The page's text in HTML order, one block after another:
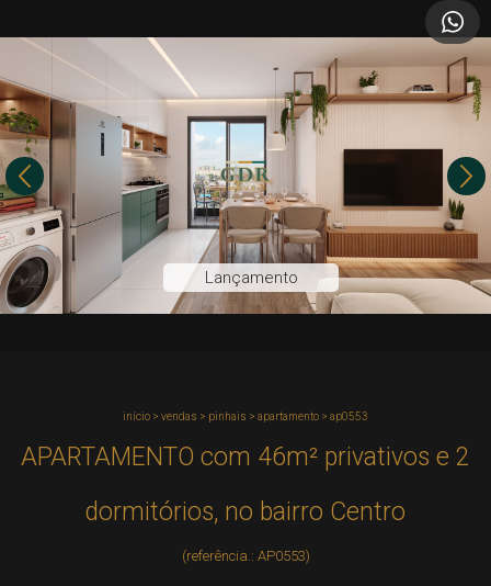
Lançamento
início > vendas > pinhais > apartamento > ap0553
APARTAMENTO com 46m² privativos e 2
dormitórios, no bairro Centro
(referência.: AP0553)